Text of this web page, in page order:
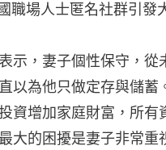
職場人士匿名社群引發
示，妻子個性保守，
以為他只做定存與儲
資增加家庭財富，所
大的困擾是妻子非常